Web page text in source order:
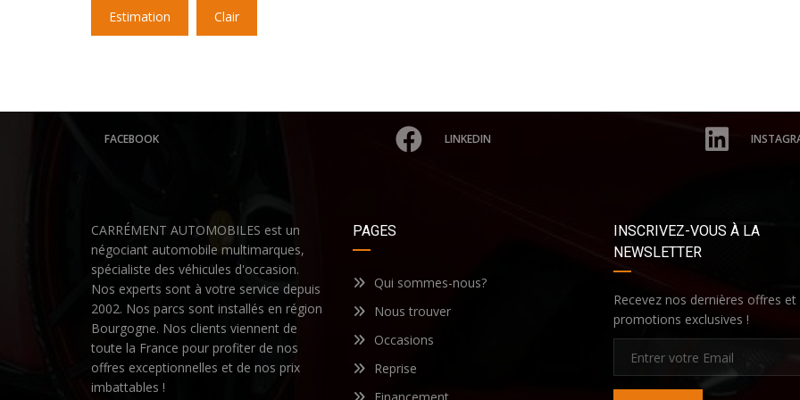
Estimation Clair
FACEBOOK LINKEDIN
CARRÉMENT AUTOMOBILES est un
négociant automobile multimarques,
spécialiste des véhicules d'occasion.
Nos experts sont à votre service depuis
2002. Nos parcs sont installés en région
Bourgogne. Nos clients viennent de
toute la France pour profiter de nos
offres exceptionnelles et de nos prix
imbattables !
PAGES
Qui sommes-nous?
Nous trouver
Occasions
Reprise
INSCRIVEZ-VOUS À LA
NEWSLETTER
Recevez nos dernières offres et
promotions exclusives !